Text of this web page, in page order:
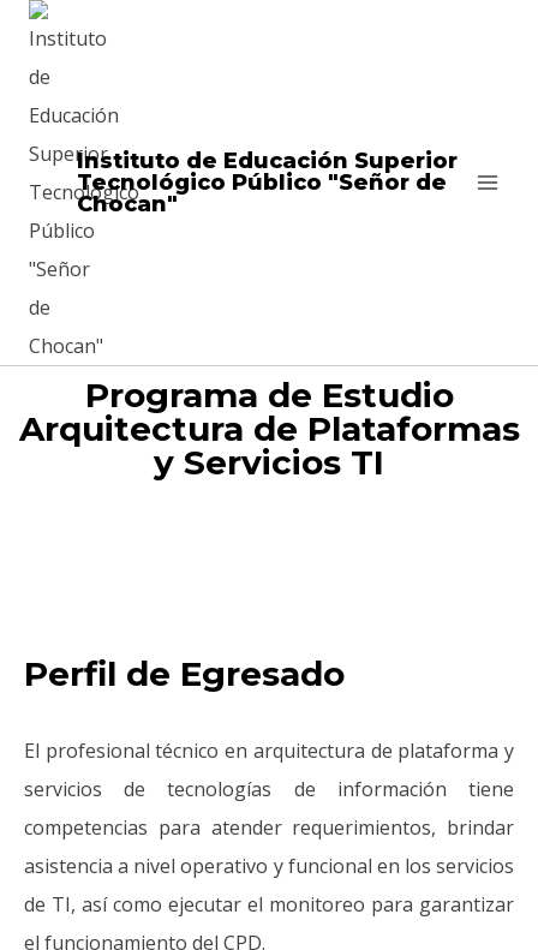
Instituto de Educación Superior
Tecnológico Público "Señor de
Chocan"
Programa de Estudio
Arquitectura de Plataformas
y Servicios TI
Perfil de Egresado
El profesional técnico en arquitectura de plataforma y
servicios de tecnologías de información tiene
competencias para atender requerimientos, brindar
asistencia a nivel operativo y funcional en los servicios
de TI, así como ejecutar el monitoreo para garantizar
el funcionamiento del CPD.